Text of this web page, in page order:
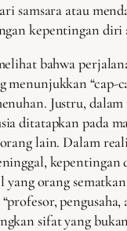
samsara atau
kepentingan diri
bahwa
menunjukkan “cap-
Justru,
ditatapkan pada
lain. Dalam
kepentingan
orang
pengusaha,
sifat yang